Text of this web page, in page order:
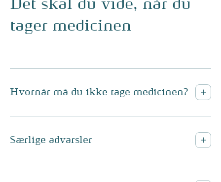
Det skal du vide, når du
tager medicinen
Hvornår må du ikke tage medicinen?
Særlige advarsler